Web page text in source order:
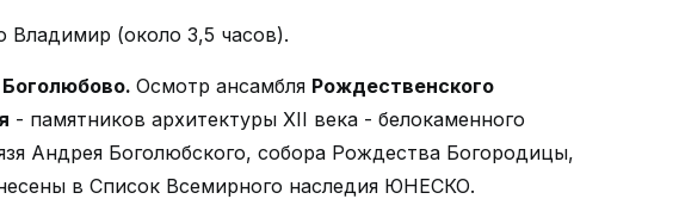
Владимир (около 3,5 часов).
Осмотр ансамбля Рождественского
- памятников архитектуры XII века - белокаменного
Андрея Боголюбского, собора Рождества Богородицы,
в Список Всемирного наследия ЮНЕСКО.